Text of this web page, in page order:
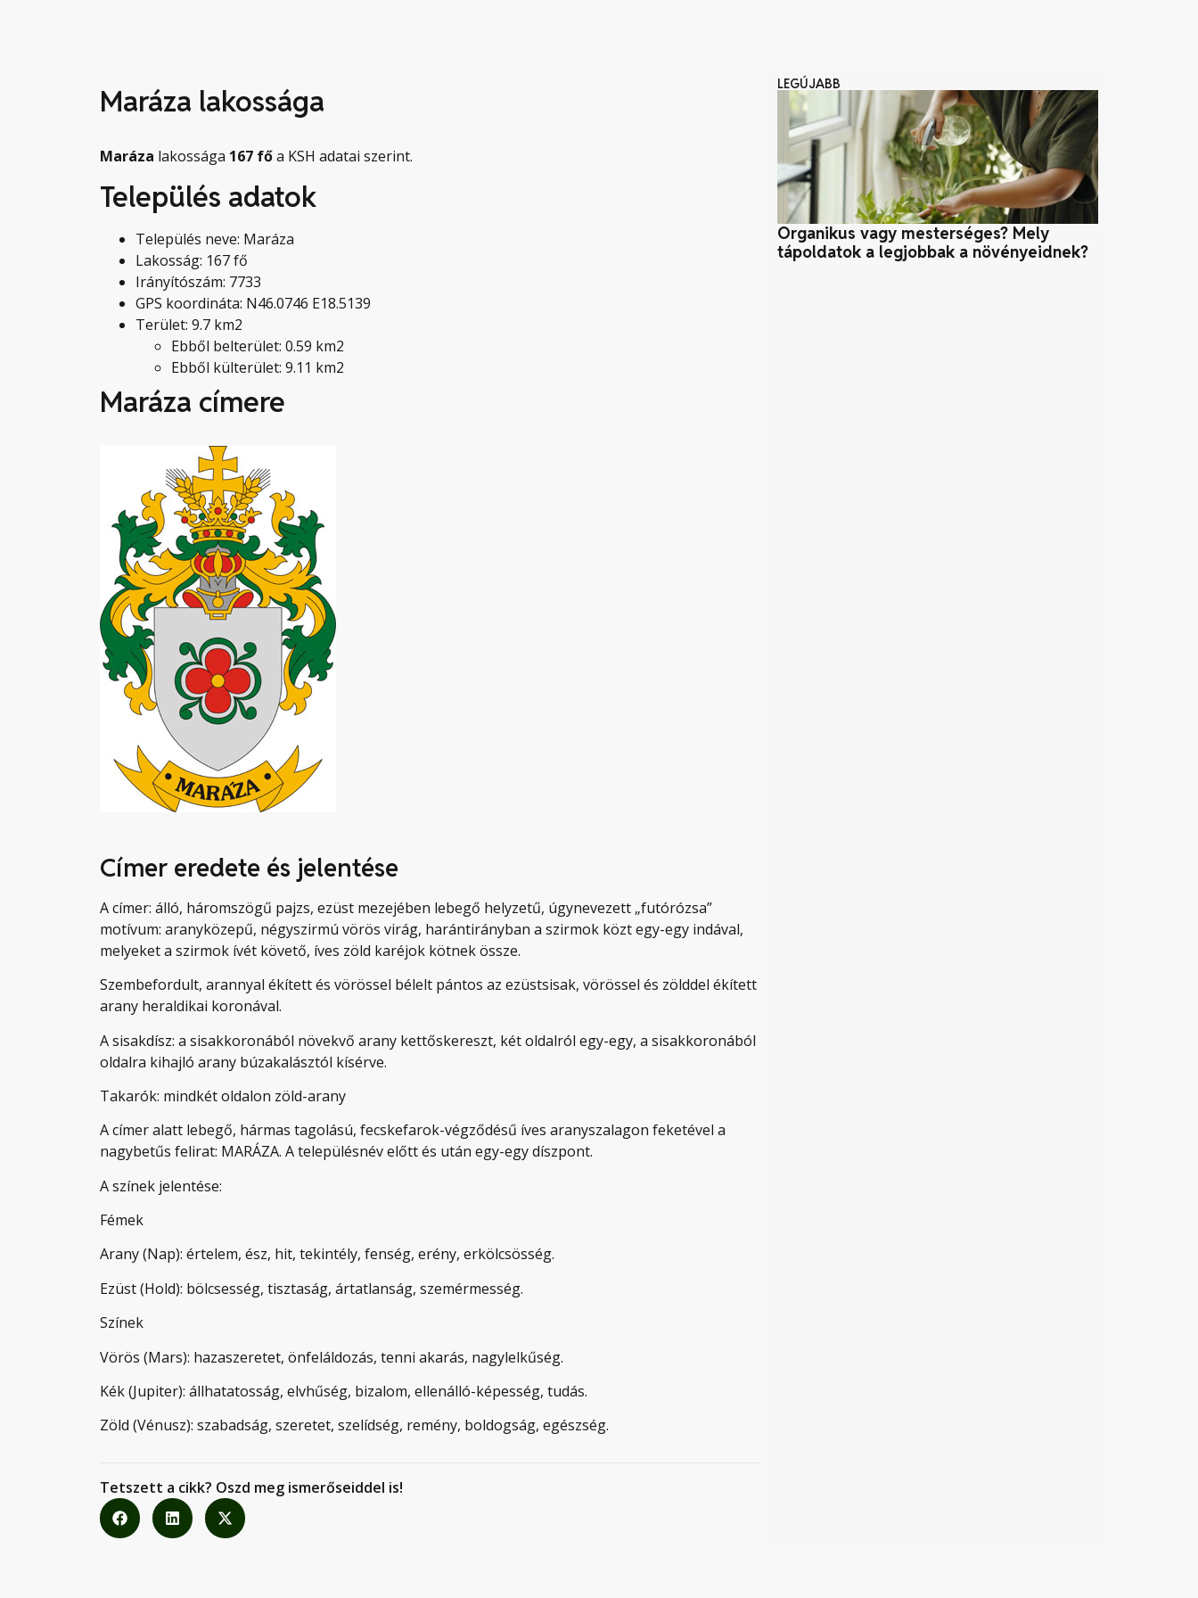
Maráza lakossága
Maráza lakossága 167 főa KSH adatai szerint.
Település adatok
Település neve: Maráza
Lakosság: 167 fő
Irányítószám: 7733
GPS koordináta: N46.0746 E18.5139
Terület: 9.7 km2
Ebből belterület: 0.59 km2
Ebből külterület: 9.11 km2
Maráza címere
Címer eredete és jelentése
A címer: álló, háromszögű pajzs, ezüst mezejében lebegő helyzetű, úgynevezett „futórózsa”
motívum: aranyközepű, négyszirmú vörös virág, harántirányban a szirmok közt egy-egy indával,
melyeket a szirmok ívét követő, íves zöld karéjok kötnek össze.
Szembefordult, arannyal ékített és vörössel bélelt pántos az ezüstsisak, vörössel és zölddel ékített
arany heraldikai koronával.
A sisakdísz: a sisakkoronából növekvő arany kettőskereszt, két oldalról egy-egy, a sisakkoronából
oldalra kihajló arany búzakalásztól kísérve.
Takarók: mindkét oldalon zöld-arany
A címer alatt lebegő, hármas tagolású, fecskefarok-végződésű íves aranyszalagon feketével a
nagybetűs felirat: MARÁZA. A településnév előtt és után egy-egy díszpont.
A színek jelentése:
Fémek
Arany (Nap): értelem, ész, hit, tekintély, fenség, erény, erkölcsösség.
Ezüst (Hold): bölcsesség, tisztaság, ártatlanság, szemérmesség.
Színek
Vörös (Mars): hazaszeretet, önfeláldozás, tenni akarás, nagylelkűség.
Kék (Jupiter): állhatatosság, elvhűség, bizalom, ellenálló-képesség, tudás.
Zöld (Vénusz): szabadság, szeretet, szelídség, remény, boldogság, egészség.
Tetszett a cikk? Oszd meg ismerőseiddel is!
LEGÚJABB
Organikus vagy mesterséges? Mely
tápoldatok a legjobbak a növényeidnek?